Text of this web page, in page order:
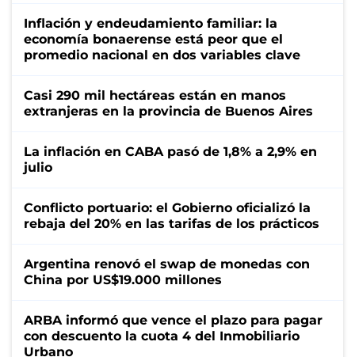
Inflación y endeudamiento familiar: la
economía bonaerense está peor que el
promedio nacional en dos variables clave
Casi 290 mil hectáreas están en manos
extranjeras en la provincia de Buenos Aires
La inflación en CABA pasó de 1,8% a 2,9% en
julio
Conflicto portuario: el Gobierno oficializó la
rebaja del 20% en las tarifas de los prácticos
Argentina renovó el swap de monedas con
China por US$19.000 millones
ARBA informó que vence el plazo para pagar
con descuento la cuota 4 del Inmobiliario
Urbano